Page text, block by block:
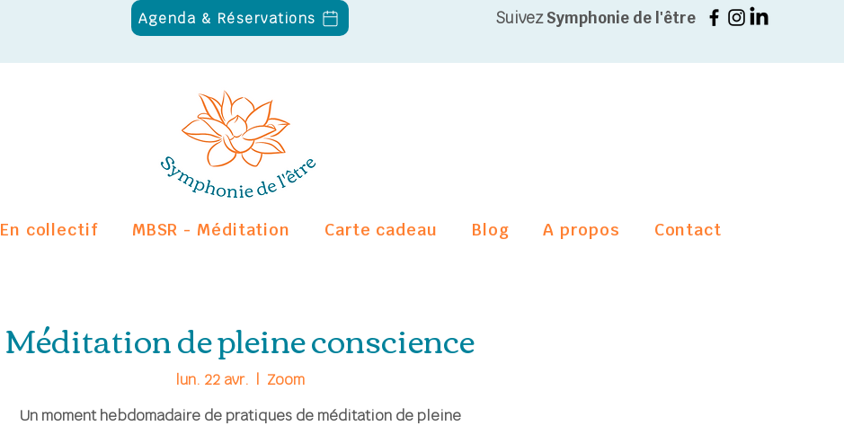
Agenda & Réservations SuivezSymphonie de l'être
En collectif MBSR - Méditation Carte cadeau Blog A propos Contact
Méditation de pleine conscience
lun. 22 avr.
  |
Zoom
Un moment hebdomadaire de pratiques de méditation de pleine